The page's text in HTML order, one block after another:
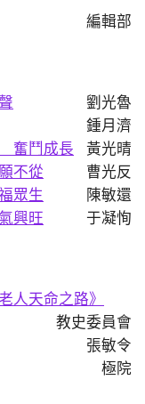
編輯部
劉光魯
鍾月濟
奮鬥成長
黃光晴
不從
曹光反
眾生
陳敏還
興旺
于凝恂
人天命之路》
教史委員會
張敏令
極院